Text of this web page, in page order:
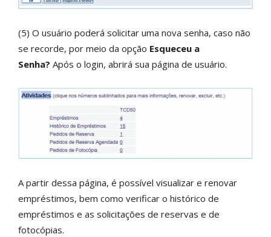
(5) O usuário poderá solicitar uma nova senha, caso não
se recorde, por meio da opção Esqueceu a
Senha? Após o login, abrirá sua página de usuário.
A partir dessa página, é possível visualizar e renovar
empréstimos, bem como verificar o histórico de
empréstimos e as solicitações de reservas e de
fotocópias.